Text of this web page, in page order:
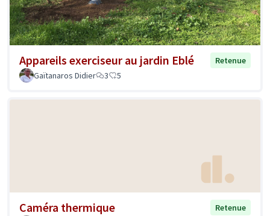
Appareils exerciseur au jardin Eblé
Retenue
Gaïtanaros Didier
3 5
Caméra thermique
Retenue